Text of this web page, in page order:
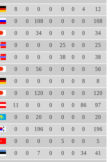
8 0 0 0 0 0 4 12
0 0 108 0 0 0 0 108
0 0 34 0 0 0 0 34
0 0 0 0 25 0 0 25
0 0 0 0 38 0 0 38
0 0 56 0 0 0 0 56
0 0 0 0 0 0 8 8
0 0 120 0 0 0 0 120
11 0 0 0 0 0 86 97
0 0 20 0 0 0 0 20
0 0 196 0 0 0 0 196
0 0 0 0 5 0 0 5
0 0 7 0 0 0 34 41